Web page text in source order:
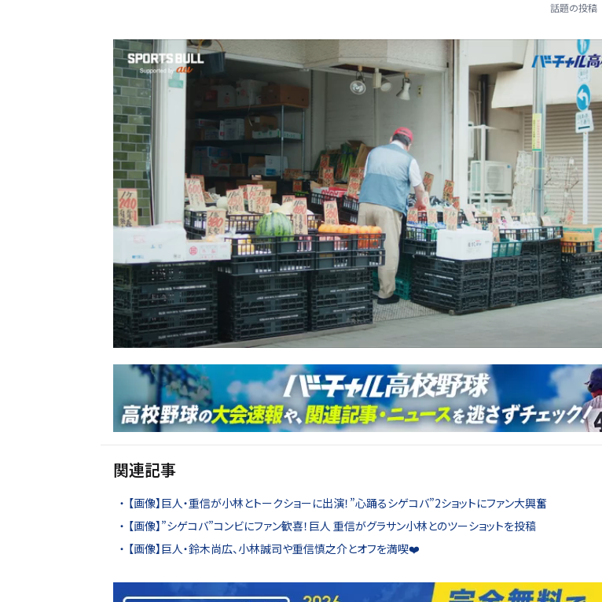
話題の投稿
関連記事
【画像】巨人・重信が小林とトークショーに出演！”心踊るシゲコバ”2ショットにファン大興奮
【画像】”シゲコバ”コンビにファン歓喜！巨人 重信がグラサン小林とのツーショットを投稿
【画像】巨人・鈴木尚広、小林誠司や重信慎之介とオフを満喫❤️